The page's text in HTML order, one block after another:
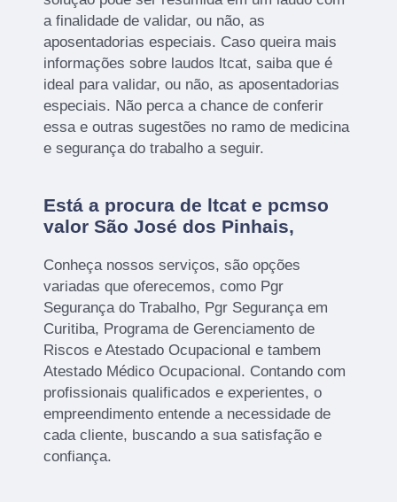
a finalidade de validar, ou não, as
aposentadorias especiais. Caso queira mais
informações sobre laudos ltcat, saiba que é
ideal para validar, ou não, as aposentadorias
especiais. Não perca a chance de conferir
essa e outras sugestões no ramo de medicina
e segurança do trabalho a seguir.
Está a procura de ltcat e pcmso
valor São José dos Pinhais,
Conheça nossos serviços, são opções
variadas que oferecemos, como Pgr
Segurança do Trabalho, Pgr Segurança em
Curitiba, Programa de Gerenciamento de
Riscos e Atestado Ocupacional e tambem
Atestado Médico Ocupacional. Contando com
profissionais qualificados e experientes, o
empreendimento entende a necessidade de
cada cliente, buscando a sua satisfação e
confiança.